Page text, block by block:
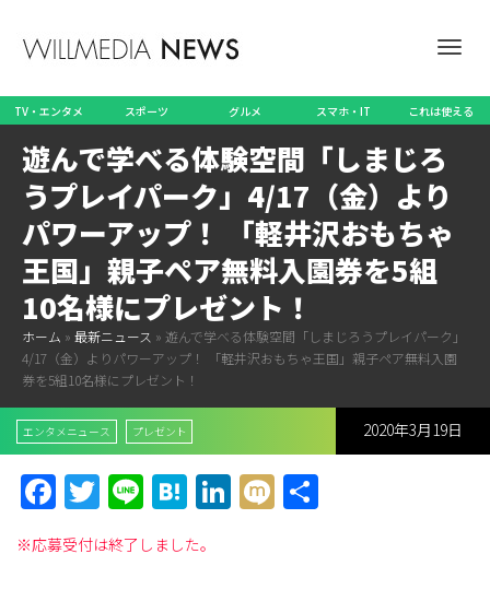
TV・エンタメ スポーツ グルメ スマホ・IT これは使える
遊んで学べる体験空間「しまじろ
うプレイパーク」4/17（金）より
パワーアップ！ 「軽井沢おもちゃ
王国」親子ペア無料入園券を5組
10名様にプレゼント！
ホーム » 最新ニュース » 遊んで学べる体験空間「しまじろうプレイパーク」
4/17（金）よりパワーアップ！ 「軽井沢おもちゃ王国」親子ペア無料入園
券を5組10名様にプレゼント！
エンタメニュース プレゼント 2020年3月19日
Facebook
Twitter
LineHatena
LinkedIn
Mixi
※応募受付は終了しました。